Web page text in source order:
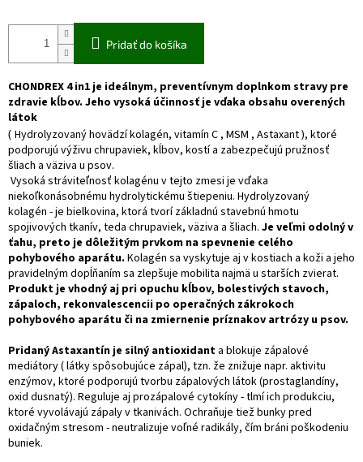
Pridať do košíka
CHONDREX 4 in1 je ideálnym, preventívnym doplnkom stravy pre
zdravie kĺbov. Jeho vysoká účinnosť je vďaka obsahu overených
látok
( Hydrolyzovaný hovädzí kolagén, vitamín C , MSM , Astaxant ), ktoré
podporujú výživu chrupaviek, kĺbov, kostí a zabezpečujú pružnosť
šliach a väziva u psov.
Vysoká stráviteľnosť kolagénu v tejto zmesi je vďaka
niekoľkonásobnému hydrolytickému štiepeniu. Hydrolyzovaný
kolagén - je bielkovina, ktorá tvorí základnú stavebnú hmotu
spojivových tkanív, teda chrupaviek, väziva a šliach. Je veľmi odolný v
ťahu, preto je dôležitým prvkom na spevnenie celého
pohybového aparátu. Kolagén sa vyskytuje aj v kostiach a koži a jeho
pravidelným dopĺňaním sa zlepšuje mobilita najmä u starších zvierat.
Produkt je vhodný aj pri opuchu kĺbov, bolestivých stavoch,
zápaloch, rekonvalescencii po operačných zákrokoch
pohybového aparátu či na zmiernenie príznakov artrózy u psov.
Pridaný Astaxantín je silný antioxidant a blokuje zápalové
mediátory( látky spôsobujúce zápal), tzn. že znižuje napr. aktivitu
enzýmov, ktoré podporujú tvorbu zápalových látok (prostaglandíny,
oxid dusnatý). Reguluje aj prozápalové cytokíny - tlmí ich produkciu,
ktoré vyvolávajú zápaly v tkanivách. Ochraňuje tiež bunky pred
oxidačným stresom - neutralizuje voľné radikály, čím bráni poškodeniu
buniek.